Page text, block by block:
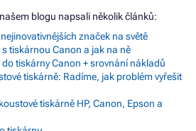
blogu napsali několik článků:
značek na světě
tiskárnou Canon a jak na ně
do tiskárny Canon + srovnání nákladů
tiskárně: Radíme, jak problém vyřešit
tiskárně HP, Canon, Epson a